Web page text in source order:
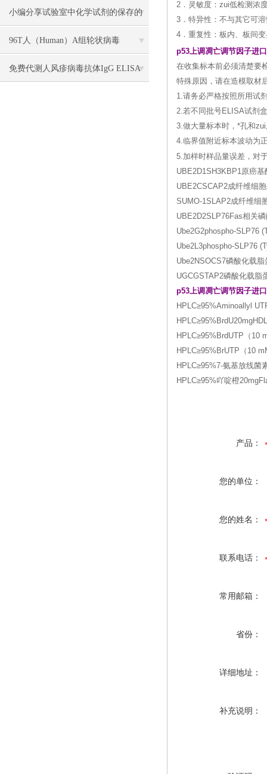
小编分享试验室中化学试剂的保存的
方法
96T人（Human）A组轮状病毒
（Rotavirus）ELISA 检测试剂盒
免费代测人风疹病毒抗体IgG ELISA
2．灵敏度：zui低检测浓
3．特异性：不与其它可
4．重复性：板内、板间
p53上调凋亡调节因子进
在收集标本前必须清楚要
特殊原因，请在造模取材
1.请务必严格按照所用试
2.若不同批号ELISA试剂
3.做大量标本时，*孔和
4.临界值附近标本波动为
5.加样时样品量误差，对
UBE2D1SH3KBP1原癌
UBE2CSCAP2成纤维细
SUMO-1SLAP2成纤维细
UBE2D2SLP76Fas相关
Ube2G2phospho-SLP76
Ube2L3phospho-SLP76
Ube2NSOCS7磷酸化载
UGCGSTAP2磷酸化载脂
p53上调凋亡调节因子进
HPLC≥95%Aminoallyl
HPLC≥95%BrdUTP（10
HPLC≥95%BrUTP（10
HPLC≥95%7-氨基放线菌
HPLC≥95%吖啶橙
产品：
您的单位：
您的姓名：
联系电话：
常用邮箱：
省份：
详细地址：
补充说明：